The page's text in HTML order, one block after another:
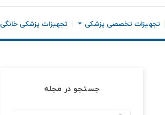
تجهیزات تخصصی پزشکی تجهیزات پزشکی خانگی
جستجو در مجله